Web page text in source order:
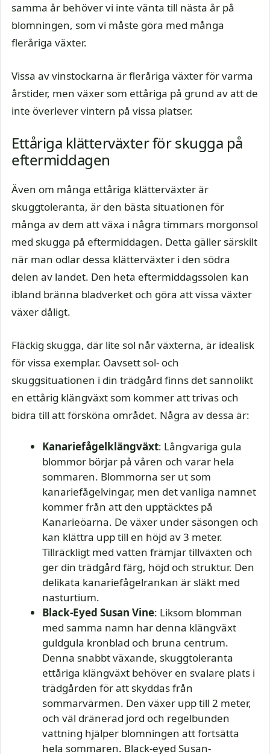
samma år behöver vi inte vänta till nästa år på
blomningen, som vi måste göra med många
fleråriga växter.
Vissa av vinstockarna är fleråriga växter för varma
årstider, men växer som ettåriga på grund av att de
inte överlever vintern på vissa platser.
Ettåriga klätterväxter för skugga på
eftermiddagen
Även om många ettåriga klätterväxter är
skuggtoleranta, är den bästa situationen för
många av dem att växa i några timmars morgonsol
med skugga på eftermiddagen. Detta gäller särskilt
när man odlar dessa klätterväxter i den södra
delen av landet. Den heta eftermiddagssolen kan
ibland bränna bladverket och göra att vissa växter
växer dåligt.
Fläckig skugga, där lite sol når växterna, är idealisk
för vissa exemplar. Oavsett sol- och
skuggsituationen i din trädgård finns det sannolikt
en ettårig klängväxt som kommer att trivas och
bidra till att försköna området. Några av dessa är:
Kanariefågelklängväxt: Långvariga gula
blommor börjar på våren och varar hela
sommaren. Blommorna ser ut som
kanariefågelvingar, men det vanliga namnet
kommer från att den upptäcktes på
Kanarieöarna. De växer under säsongen och
kan klättra upp till en höjd av 3 meter.
Tillräckligt med vatten främjar tillväxten och
ger din trädgård färg, höjd och struktur. Den
delikata kanariefågelrankan är släkt med
nasturtium.
Black-Eyed Susan Vine: Liksom blomman
med samma namn har denna klängväxt
guldgula kronblad och bruna centrum.
Denna snabbt växande, skuggtoleranta
ettåriga klängväxt behöver en svalare plats i
trädgården för att skyddas från
sommarvärmen. Den växer upp till 2 meter,
och väl dränerad jord och regelbunden
vattning hjälper blomningen att fortsätta
hela sommaren. Black-eyed Susan-